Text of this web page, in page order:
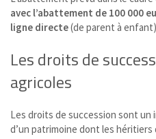
avec l’abattement de 100 000
ligne directe(de parent à
Les droits de
agricoles
Les droits de succession sont un
d’un patrimoine dont les héritiers